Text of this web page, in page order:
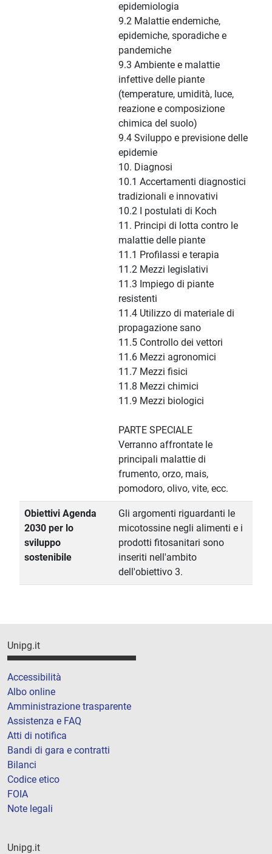
epidemiologia
9.2 Malattie endemiche,
epidemiche, sporadiche e
pandemiche
9.3 Ambiente e malattie
infettive delle piante
(temperature, umidità, luce,
reazione e composizione
chimica del suolo)
9.4 Sviluppo e previsione delle
epidemie
10. Diagnosi
10.1 Accertamenti diagnostici
tradizionali e innovativi
10.2 I postulati di Koch
11. Principi di lotta contro le
malattie delle piante
11.1 Profilassi e terapia
11.2 Mezzi legislativi
11.3 Impiego di piante
resistenti
11.4 Utilizzo di materiale di
propagazione sano
11.5 Controllo dei vettori
11.6 Mezzi agronomici
11.7 Mezzi fisici
11.8 Mezzi chimici
11.9 Mezzi biologici
PARTE SPECIALE
Verranno affrontate le
principali malattie di
frumento, orzo, mais,
pomodoro, olivo, vite, ecc.
Obiettivi Agenda
2030 per lo
sviluppo
sostenibile
Gli argomenti riguardanti le
micotossine negli alimenti e i
prodotti fitosanitari sono
inseriti nell'ambito
dell'obiettivo 3.
Unipg.it
Accessibilità
Albo online
Amministrazione trasparente
Assistenza e FAQ
Atti di notifica
Bandi di gara e contratti
Bilanci
Codice etico
FOIA
Note legali
Unipg.it